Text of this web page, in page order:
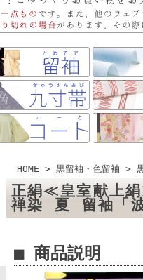
HOME > 黒留袖・色留袖 >
正絹≪皇室献上
禅染 夏 留袖
■ 商品説明